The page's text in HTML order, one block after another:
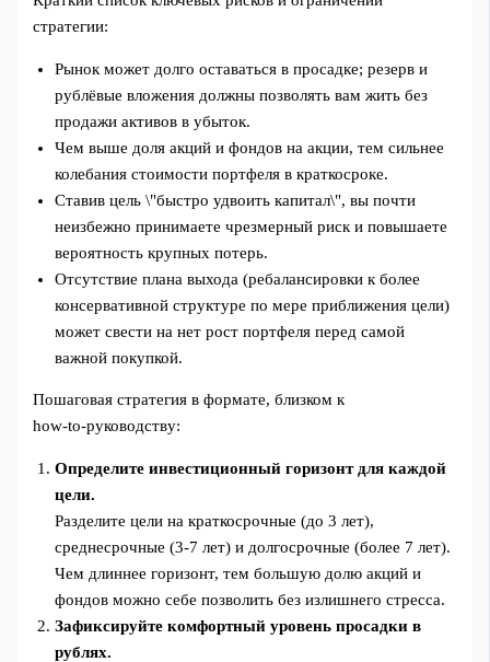
стратегии:
Рынок может долго оставаться в просадке; резерв и
рублёвыe вложения должны позволять вам жить без
продажи активов в убыток.
Чем выше доля акций и фондов на акции, тем сильнее
колебания стоимости портфеля в краткосроке.
Ставив цель \"быстро удвоить капитал\", вы почти
неизбежно принимаете чрезмерный риск и повышаете
вероятность крупных потерь.
Отсутствие плана выхода (ребалансировки к более
консервативной структуре по мере приближения цели)
может свести на нет рост портфеля перед самой
важной покупкой.
Пошаговая стратегия в формате, близком к
how‑to‑руководству:
Определите инвестиционный горизонт для каждой
цели.
Разделите цели на краткосрочные (до 3 лет),
среднесрочные (3-7 лет) и долгосрочные (более 7 лет).
Чем длиннее горизонт, тем большую долю акций и
фондов можно себе позволить без излишнего стресса.
Зафиксируйте комфортный уровень просадки в
рублях.